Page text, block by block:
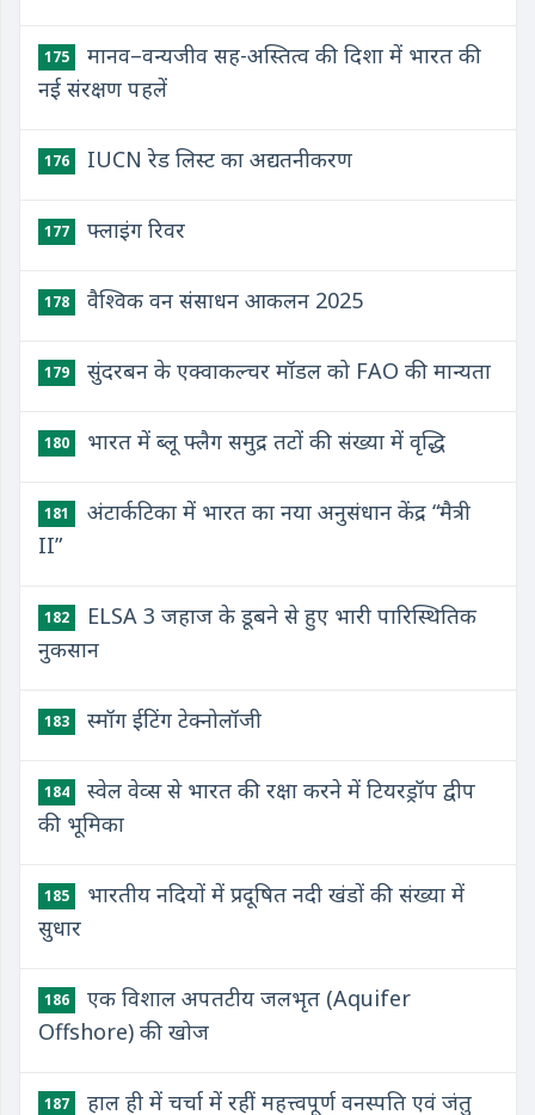
175
मानव–वन्यजीव सह-अस्तित्व की दिशा में भारत की
नई संरक्षण पहलें
176 IUCN रेड लिस्ट का अद्यतनीकरण
177 फ्लाइंग रिवर
178 वैश्विक वन संसाधन आकलन 2025
179 सुंदरबन के एक्वाकल्चर मॉडल को FAO की मान्यता
180 भारत में ब्लू फ्लैग समुद्र तटों की संख्या में वृद्धि
181
अंटार्कटिका में भारत का नया अनुसंधान केंद्र “मैत्री
II”
182
ELSA 3 जहाज के डूबने से हुए भारी पारिस्थितिक
नुकसान
183 स्मॉग ईटिंग टेक्नोलॉजी
184
स्वेल वेव्स से भारत की रक्षा करने में टियरड्रॉप द्वीप
की भूमिका
185
भारतीय नदियों में प्रदूषित नदी खंडों की संख्या में
सुधार
186
एक विशाल अपतटीय जलभृत (Aquifer
Offshore) की खोज
187 हाल ही में चर्चा में रहीं महत्त्वपूर्ण वनस्पति एवं जंतु